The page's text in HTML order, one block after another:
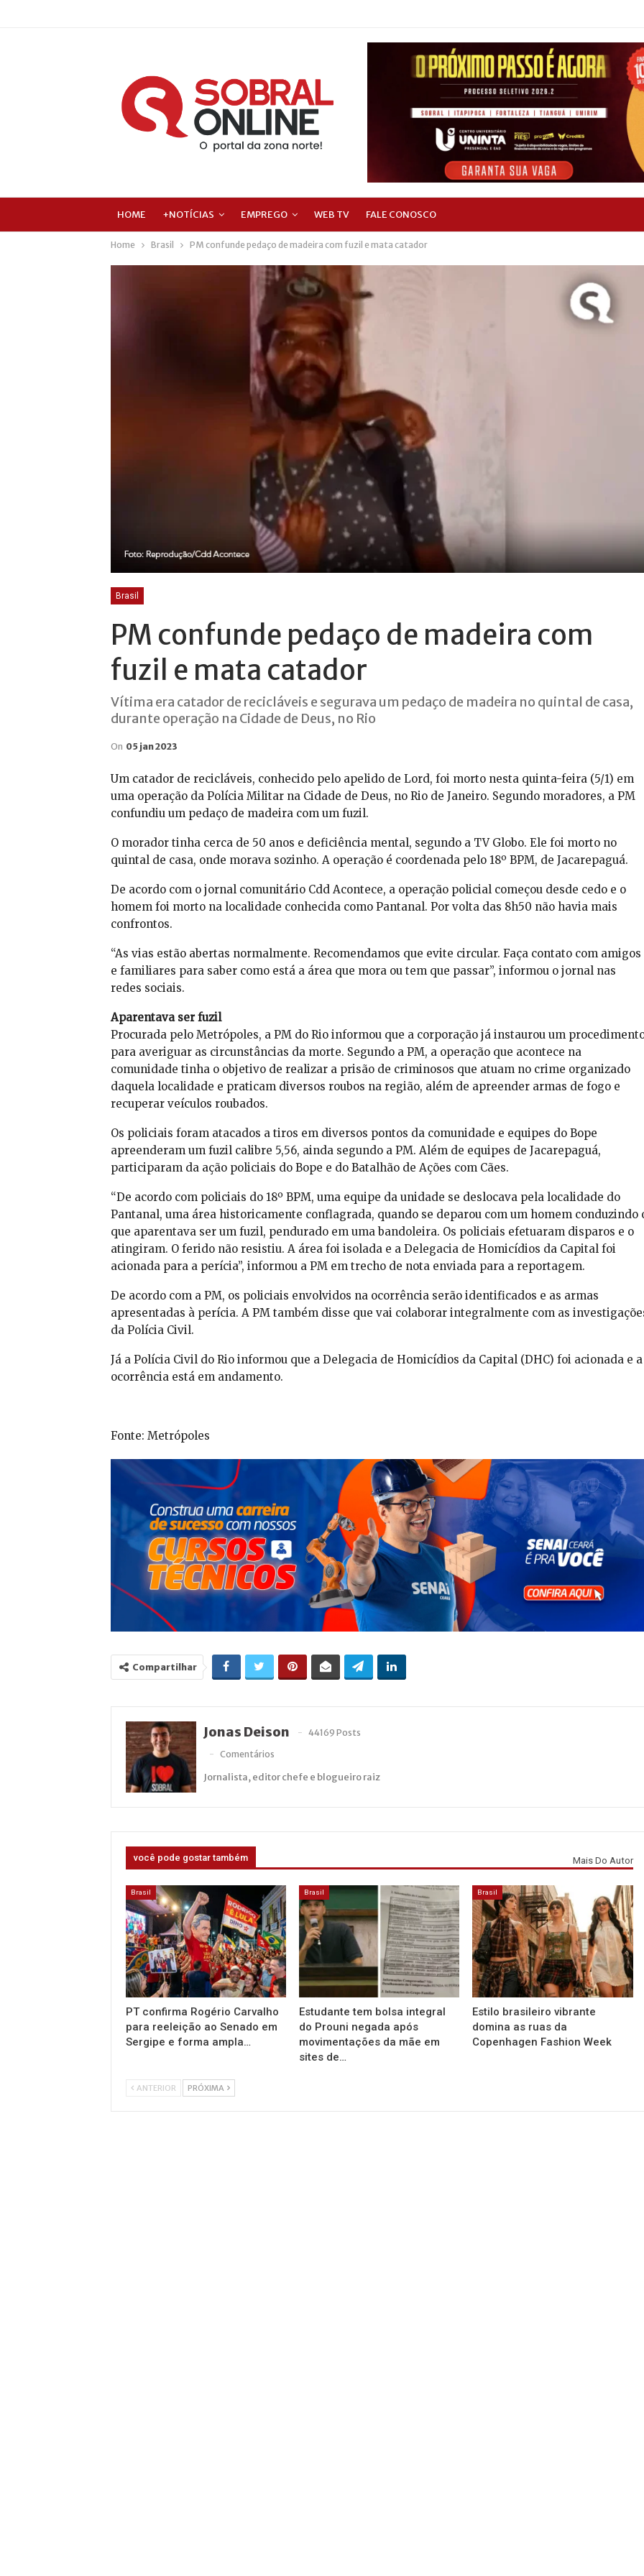
HOME +NOTÍCIAS EMPREGO WEB TV FALE CONOSCO
Home Brasil PM confunde pedaço de madeira com fuzil e mata catador
Brasil
PM confunde pedaço de madeira com
fuzil e mata catador
Vítima era catador de recicláveis e segurava um pedaço de madeira no quintal de casa,
durante operação na Cidade de Deus, no Rio
On 05 jan 2023
Um catador de recicláveis, conhecido pelo apelido de Lord, foi morto nesta quinta-feira (5/1) em
uma operação da Polícia Militar na Cidade de Deus, no Rio de Janeiro. Segundo moradores, a PM
confundiu um pedaço de madeira com um fuzil.
O morador tinha cerca de 50 anos e deficiência mental, segundo a TV Globo. Ele foi morto no
quintal de casa, onde morava sozinho. A operação é coordenada pelo 18º BPM, de Jacarepaguá.
De acordo com o jornal comunitário Cdd Acontece, a operação policial começou desde cedo e o
homem foi morto na localidade conhecida como Pantanal. Por volta das 8h50 não havia mais
confrontos.
“As vias estão abertas normalmente. Recomendamos que evite circular. Faça contato com amigos
e familiares para saber como está a área que mora ou tem que passar”, informou o jornal nas
redes sociais.
Aparentava ser fuzil
Procurada pelo Metrópoles, a PM do Rio informou que a corporação já instaurou um
para averiguar as circunstâncias da morte. Segundo a PM, a operação que acontece na
comunidade tinha o objetivo de realizar a prisão de criminosos que atuam no crime organizado
daquela localidade e praticam diversos roubos na região, além de apreender armas de fogo e
recuperar veículos roubados.
Os policiais foram atacados a tiros em diversos pontos da comunidade e equipes do Bope
apreenderam um fuzil calibre 5,56, ainda segundo a PM. Além de equipes de Jacarepaguá,
participaram da ação policiais do Bope e do Batalhão de Ações com Cães.
“De acordo com policiais do 18º BPM, uma equipe da unidade se deslocava pela localidade do
Pantanal, uma área historicamente conflagrada, quando se deparou com um homem conduzindo
que aparentava ser um fuzil, pendurado em uma bandoleira. Os policiais efetuaram disparos e o
atingiram. O ferido não resistiu. A área foi isolada e a Delegacia de Homicídios da Capital foi
acionada para a perícia”, informou a PM em trecho de nota enviada para a reportagem.
De acordo com a PM, os policiais envolvidos na ocorrência serão identificados e as armas
apresentadas à perícia. A PM também disse que vai colaborar integralmente com as
da Polícia Civil.
Já a Polícia Civil do Rio informou que a Delegacia de Homicídios da Capital (DHC) foi acionada e a
ocorrência está em andamento.
Fonte: Metrópoles
Compartilhar
Jonas Deison
44169 Posts
Comentários
Jornalista, editor chefe e blogueiro raiz
você pode gostar também Mais Do Autor
Brasil
PT confirma Rogério Carvalho
para reeleição ao Senado em
Sergipe e forma ampla…
Brasil
Estudante tem bolsa integral
do Prouni negada após
movimentações da mãe em
sites de…
Brasil
Estilo brasileiro vibrante
domina as ruas da
Copenhagen Fashion Week
ANTERIOR PRÓXIMA